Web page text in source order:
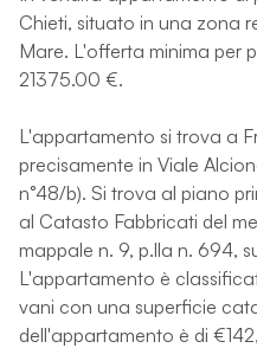
Chieti, situato in una zona
Mare. L'offerta minima per
21375.00 €.
L'appartamento si trova a
precisamente in Viale
n°48/b). Si trova al piano
al Catasto Fabbricati del
mappale n. 9, p.lla n. 694,
L'appartamento è
vani con una superficie
dell'appartamento è di